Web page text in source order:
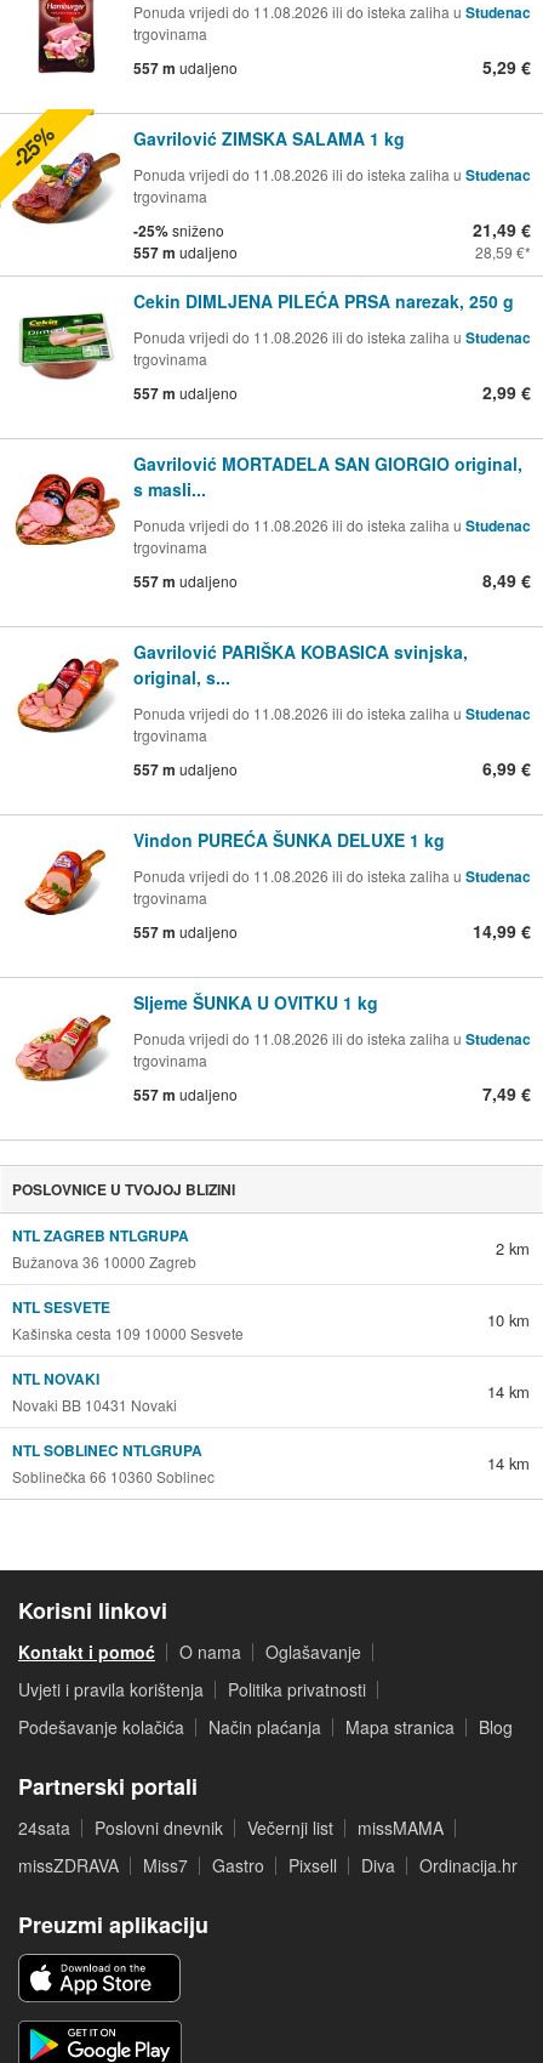
Ponuda vrijedi do 11.08.2026 ili do isteka zaliha u Studenac
trgovinama
557 m udaljeno 5,29 €
Gavrilović ZIMSKA SALAMA 1 kg
Ponuda vrijedi do 11.08.2026 ili do isteka zaliha u Studenac
trgovinama
-25%sniženo
557 m udaljeno
21,49 €
28,59 €
-25%
Cekin DIMLJENA PILEĆA PRSA narezak, 250 g
Ponuda vrijedi do 11.08.2026 ili do isteka zaliha u Studenac
trgovinama
557 m udaljeno 2,99 €
Gavrilović MORTADELA SAN GIORGIO original,
s masli...
Ponuda vrijedi do 11.08.2026 ili do isteka zaliha u Studenac
trgovinama
557 m udaljeno 8,49 €
Gavrilović PARIŠKA KOBASICA svinjska,
original, s...
Ponuda vrijedi do 11.08.2026 ili do isteka zaliha u Studenac
trgovinama
557 m udaljeno 6,99 €
Vindon PUREĆA ŠUNKA DELUXE 1 kg
Ponuda vrijedi do 11.08.2026 ili do isteka zaliha u Studenac
trgovinama
557 m udaljeno 14,99 €
Sljeme ŠUNKA U OVITKU 1 kg
Ponuda vrijedi do 11.08.2026 ili do isteka zaliha u Studenac
trgovinama
557 m udaljeno 7,49 €
POSLOVNICE U TVOJOJ BLIZINI
NTL ZAGREB NTLGRUPA
Bužanova 36 10000 Zagreb
2 km
NTL SESVETE
Kašinska cesta 109 10000 Sesvete
10 km
NTL NOVAKI
Novaki BB 10431 Novaki
14 km
NTL SOBLINEC NTLGRUPA
Soblinečka 66 10360 Soblinec
14 km
Korisni linkovi
Kontakt i pomoć O nama
Oglašavanje
Uvjeti i pravila korištenja
Politika privatnosti
Podešavanje kolačića
Način plaćanja Mapa stranica Blog
Partnerski portali
24sata Poslovni dnevnik Večernji list
missMAMA
missZDRAVA
Miss7 Gastro Pixsell Diva Ordinacija.hr
Preuzmi aplikaciju